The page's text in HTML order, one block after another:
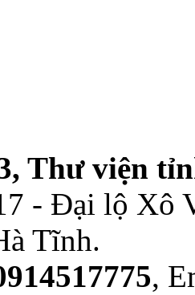
Thư viện
- Đại lộ Xô
Tĩnh.
,